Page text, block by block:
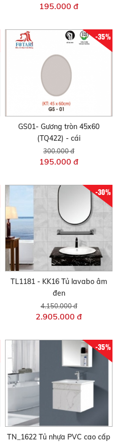
195.000 đ
-35%
GS01- Gương tròn 45x60
(TQ422) - cái
300.000 đ
195.000 đ
-30%
TL1181 - KK16 Tủ lavabo âm
đen
4.150.000 đ
2.905.000 đ
-35%
TN_1622 Tủ nhựa PVC cao cấp